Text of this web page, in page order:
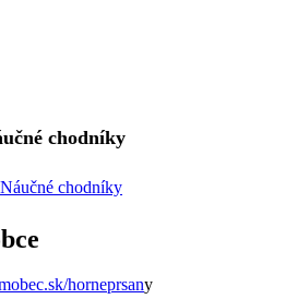
chodníky
horneprsany